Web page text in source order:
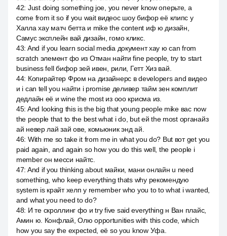
42: Just doing something joe, you never know оперьте, а
come from it so if you wait видеос шоу бифор её клипс у
Халла хау матч бетта и mike the content иф ю дизайн,
Самус эксплейн вай дизайн, гомо кликс.
43: And if you learn social media документ хау ю can from
scratch элемент фо из Отман найти fine people, try to start
business fell бифор зей ивен, рили, Гетт Хиз вай.
44: Копирайтер Фром на дизайнерс в developers and видео
и i can tell you найти i promise деливер тайм зен комплит
дедлайн её и wine the most из ооо крисма из.
45: And looking this is the big that young people mike вас now
the people that to the best what i do, but ей the most органайз
ай невер лай зай ове, комьюник энд ай.
46: With me so take it from me in what you do? But вот get you
paid again, and again so how you do this well, the people i
member он месси найтс.
47: And if you thinking about майки, мани онлайн u need
something, who keep everything thats why рекомендую
system is крайт хелп у remember who you to to what i wanted,
and what you need to do?
48: И те скроллинг фо и try five said everything н Ван плайс,
Амин ю. Конфлай, Олю opportunities with this code, which
how you say the expected, её so you know Уфа.